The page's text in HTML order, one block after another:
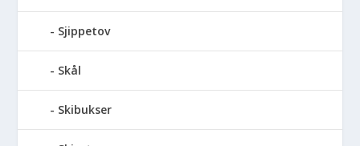
Sjippetov
Skål
Skibukser